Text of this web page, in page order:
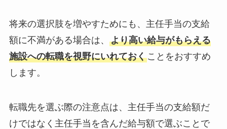
将来の選択肢を増やすためにも、主任手当の支給
額に不満がある場合は、 より高い給与がもらえる
施設への転職を視野にいれておくことをおすすめ
します。
転職先を選ぶ際の注意点は、主任手当の支給額だ
けではなく主任手当を含んだ給与額で選ぶことで